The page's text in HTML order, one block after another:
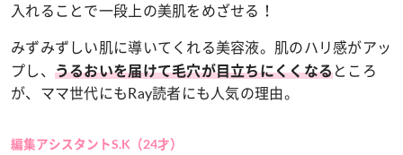
入れることで一段上の美肌をめざせる！
みずみずしい肌に導いてくれる美容液。肌のハリ感がアッ
プし、 うるおいを届けて毛穴が目立ちにくくなるところ
が、ママ世代にもRay読者にも人気の理由。
編集アシスタントS.K（24才）